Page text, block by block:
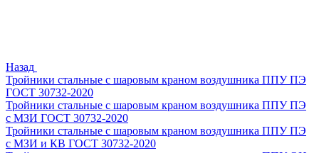
Назад
Тройники стальные с шаровым краном воздушника ППУ ПЭ
ГОСТ 30732-2020
Тройники стальные с шаровым краном воздушника ППУ ПЭ
с МЗИ ГОСТ 30732-2020
Тройники стальные с шаровым краном воздушника ППУ ПЭ
с МЗИ и КВ ГОСТ 30732-2020